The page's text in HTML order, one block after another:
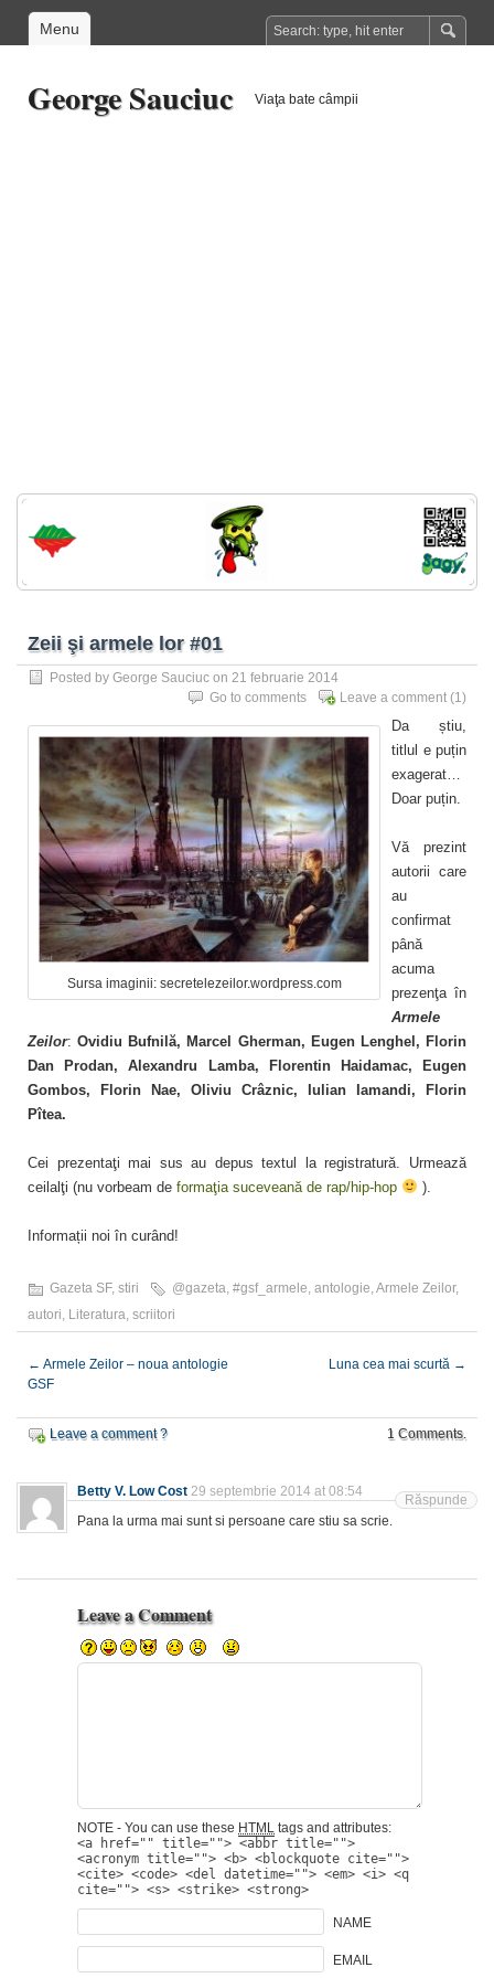
Menu
George Sauciuc Viaţa bate câmpii
Zeii şi armele lor #01
Posted by George Sauciuc on 21 februarie 2014
Leave a comment (1)
Go to comments
Sursa imaginii: secretelezeilor.wordpress.com
Da știu,
titlul e puțin
exagerat…
Doar puțin.
Vă prezint
autorii care
au
confirmat
până
acuma
prezenţa în
Armele
Zeilor:Ovidiu Bufnilă, Marcel Gherman, Eugen Lenghel, Florin
Dan Prodan, Alexandru Lamba, Florentin Haidamac, Eugen
Gombos, Florin Nae, Oliviu Crâznic, Iulian Iamandi, Florin
Pîtea.
Cei prezentaţi mai sus au depus textul la registratură. Urmează
ceilalţi (nu vorbeam de formaţia suceveană de rap/hip-hop ).
Informații noi în curând!
Gazeta SF, stiri @gazeta #gsf_armele antologie Armele Zeilor,
autori Literatura scriitori
← Armele Zeilor – noua antologie
GSF
Luna cea mai scurtă →
Leave a comment ? 1 Comments.
Betty V. Low Cost 29 septembrie 2014 at 08:54
Pana la urma mai sunt si persoane care stiu sa scrie.
Răspunde
Leave a Comment
NOTE - You can use these HTML tags and attributes:
<a href="" title=""> <abbr title="">
<acronym title=""> <b> <blockquote cite="">
<cite> <code> <del datetime=""> <em> <i> <q
cite=""> <s> <strike> <strong>
NAME
EMAIL